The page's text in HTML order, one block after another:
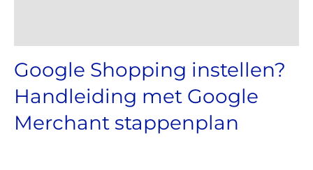
Google Shopping instellen?
Handleiding met Google
Merchant stappenplan